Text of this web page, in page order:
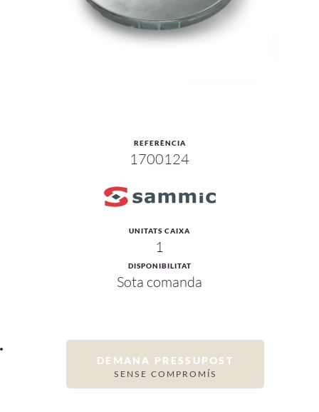
REFERÈNCIA
1700124
UNITATS CAIXA
1
DISPONIBILITAT
Sota comanda
DEMANA PRESSUPOST
SENSE COMPROMÍS